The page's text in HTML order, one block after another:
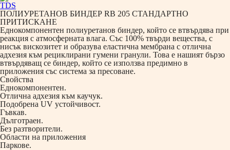
TDS
ПОЛИУРЕТАНОВ БИНДЕР RB 205 СТАНДАРТНО
ПРИТИСКАНЕ
Еднокомпонентен полиуретанов биндер, който се втвърдява при
реакция с атмосферната влага. Със 100% твърди вещества, с
нисък вискозитет и образува еластична мембрана с отлична
адхезия към рециклирани гумени гранули. Това е нашият бързо
втвърдяващ се биндер, който се използва предимно в
приложения със система за пресоване.
Свойства
Еднокомпонентен.
Отлична адхезия към каучук.
Подобрена UV устойчивост.
Гъвкав.
Дълготраен.
Без разтворители.
Области на приложения
Паркове.